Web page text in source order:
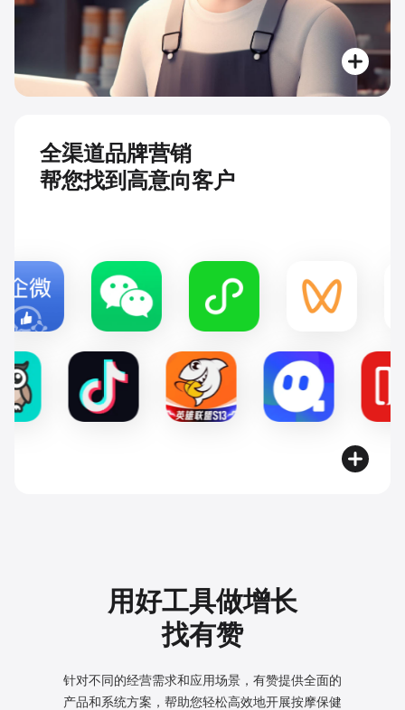
全渠道品牌营销
帮您找到高意向客户
用好工具做增长
找有赞
针对不同的经营需求和应用场景，有赞提供全面的
产品和系统方案， 帮助您轻松高效地开展按摩保健